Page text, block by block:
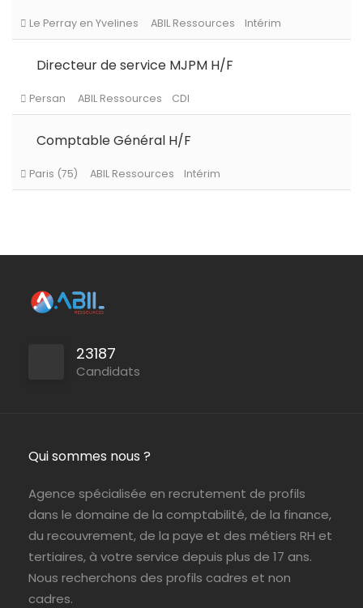
Le Chesnay-Rocquencourt ABIL Ressources
Directeur de service MJPM H/F
ABIL Ressources
Comptable Général H/F
Paris (75)
23187
Candidats
Qui sommes nous ?
Agence spécialisée en recrutement de profils
dans le domaine de la comptabilité, de la finance,
du recouvrement, de la paye et des métiers RH et
tertiaires, à votre service depuis plus de 17 ans.
Nous recherchons des profils cadres et non
cadres.